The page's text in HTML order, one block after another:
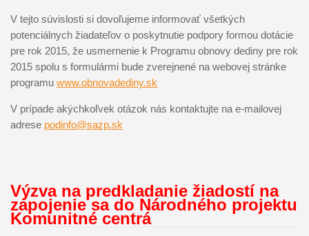
V tejto súvislosti si dovoľujeme informovať všetkých
potenciálnych žiadateľov o poskytnutie podpory formou dotácie
pre rok 2015, že usmernenie k Programu obnovy dediny pre rok
2015 spolu s formulármi bude zverejnené na webovej stránke
programu www.obnovadediny.sk
V prípade akýchkoľvek otázok nás kontaktujte na e-mailovej
adrese podinfo@sazp.sk
Výzva na predkladanie žiadostí na
zapojenie sa do Národného projektu
Komunitné centrá